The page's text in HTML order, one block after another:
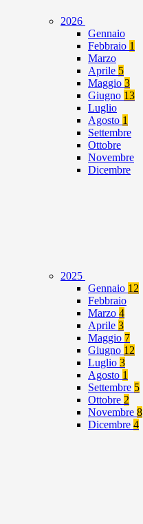
2026
Gennaio
Febbraio 1
Marzo
Aprile 5
Maggio 3
Giugno 13
Luglio
Agosto 1
Settembre
Ottobre
Novembre
Dicembre
2025
Gennaio 12
Febbraio
Marzo 4
Aprile 3
Maggio 7
Giugno 12
Luglio 3
Agosto 1
Settembre 5
Ottobre 2
Novembre 8
Dicembre 4